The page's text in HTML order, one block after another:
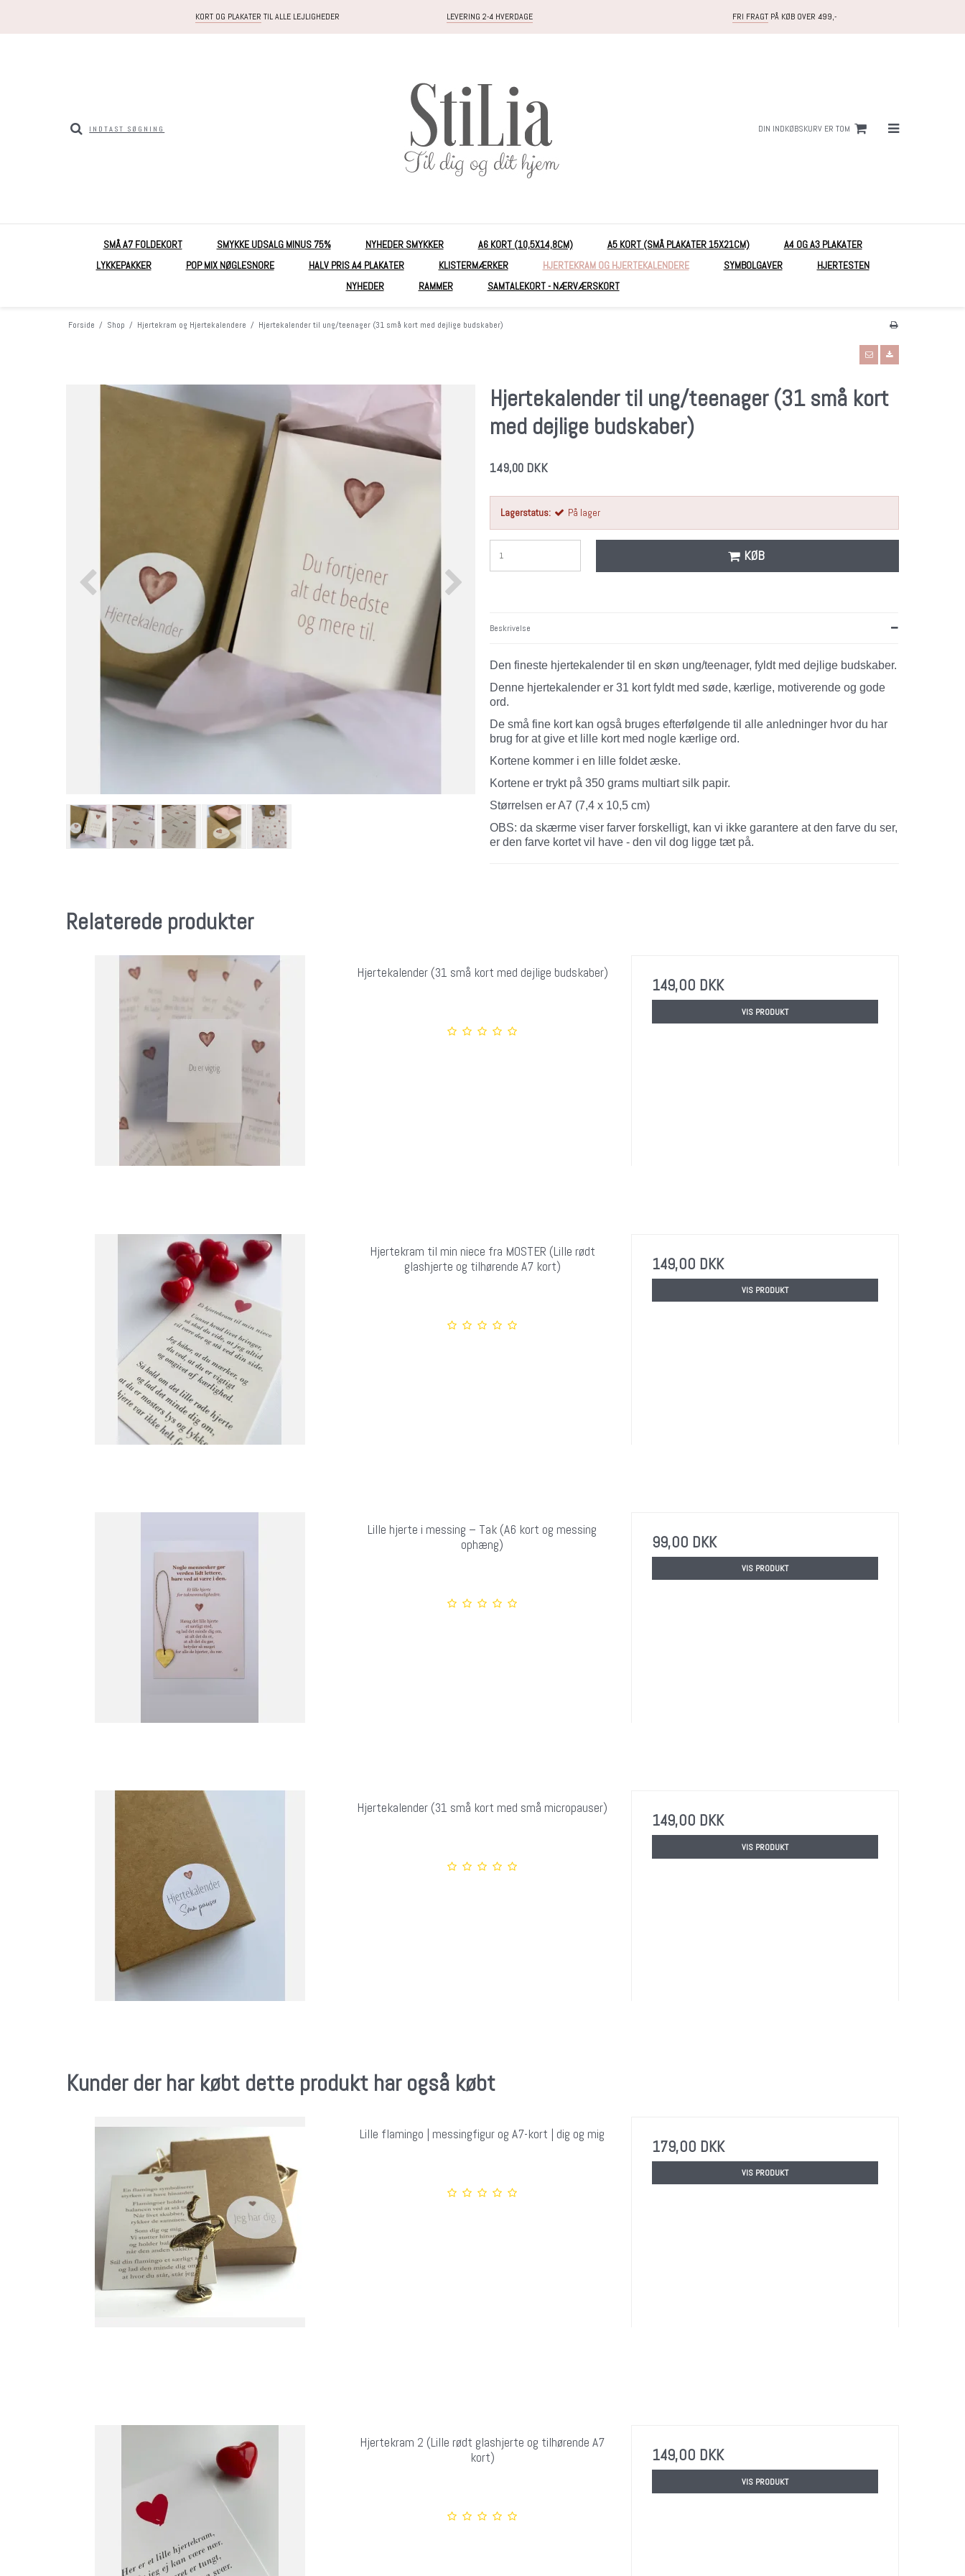
KORT OG PLAKATER TIL ALLE LEJLIGHEDER LEVERING 2-4 HVERDAGE FRI FRAGT PÅ KØB OVER 499,-
DIN INDKØBSKURV ER TOM
SMÅ A7 FOLDEKORT SMYKKE UDSALG MINUS 75% NYHEDER SMYKKER A6 KORT (10,5X14,8CM) A5 KORT (SMÅ PLAKATER 15X21CM)
A4 OG A3 PLAKATER
LYKKEPAKKER
POP MIX NØGLESNORE HALV PRIS A4 PLAKATER KLISTERMÆRKER HJERTEKRAM OG HJERTEKALENDERE SYMBOLGAVER
HJERTESTEN
NYHEDER
RAMMER SAMTALEKORT - NÆRVÆRSKORT
Forside / Shop / Hjertekram og Hjertekalendere / Hjertekalender til ung/teenager (31 små kort med dejlige budskaber)
Hjertekalender til ung/teenager (31 små kort
med dejlige budskaber)
149,00 DKK
Lagerstatus: På lager
KØB
Beskrivelse
Den fineste hjertekalender til en skøn ung/teenager, fyldt med dejlige budskaber.
Denne hjertekalender er 31 kort fyldt med søde, kærlige, motiverende og gode
ord.
De små fine kort kan også bruges efterfølgende til alle anledninger hvor du har
brug for at give et lille kort med nogle kærlige ord.
Kortene kommer i en lille foldet æske.
Kortene er trykt på 350 grams multiart silk papir.
Størrelsen er A7 (7,4 x 10,5 cm)
OBS: da skærme viser farver forskelligt, kan vi ikke garantere at den farve du ser,
er den farve kortet vil have - den vil dog ligge tæt på.
Relaterede produkter
Hjertekalender (31 små kort med dejlige budskaber)
149,00 DKK
VIS PRODUKT
Hjertekram til min niece fra MOSTER (Lille rødt
glashjerte og tilhørende A7 kort)
149,00 DKK
VIS PRODUKT
Lille hjerte i messing – Tak (A6 kort og messing
ophæng)
99,00 DKK
VIS PRODUKT
Hjertekalender (31 små kort med små micropauser)
149,00 DKK
VIS PRODUKT
Kunder der har købt dette produkt har også købt
Lille flamingo | messingfigur og A7-kort | dig og mig
179,00 DKK
VIS PRODUKT
Hjertekram 2 (Lille rødt glashjerte og tilhørende A7
kort)
149,00 DKK
VIS PRODUKT